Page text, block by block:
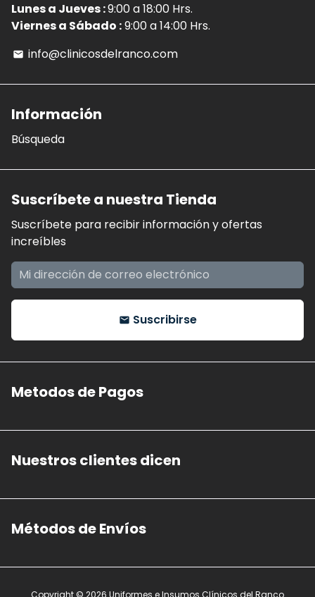
Lunes a Jueves :9:00 a 18:00 Hrs.
Viernes a Sábado :9:00 a 14:00 Hrs.
email info@clinicosdelranco.com
Información
Búsqueda
Suscríbete a nuestra Tienda
Suscríbete para recibir información y ofertas
increíbles
email Suscribirse
Metodos de Pagos
Nuestros clientes dicen
Métodos de Envíos
Copyright © 2026 Uniformes e Insumos Clínicos del Ranco